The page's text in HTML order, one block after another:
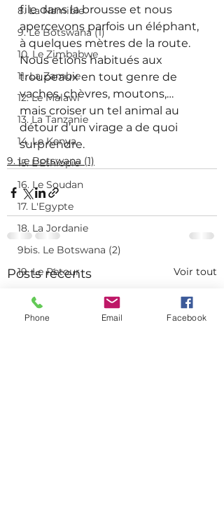
8. La Namibie
9. Le Botswana (1)
10. Le Zimbabwe
11. La Zambie
12. Le Malawi
13. La Tanzanie
14. Le Kenya
15. L'Ethiopie
16. Le Soudan
17. L'Egypte
18. La Jordanie
9bis. Le Botswana (2)
19. Le Retour
file dans la brousse et nous
apercevons parfois un éléphant,
à quelques mètres de la route.
Nous étions habitués aux
troupeaux en tout genre de
vaches, chèvres, moutons,…
mais croiser un tel animal au
détour d’un virage a de quoi
surprendre.
9. Le Botswana (1)
Posts récents Voir tout
Phone Email Facebook